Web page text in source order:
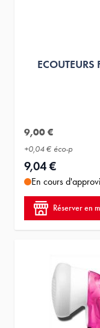
9,00 €
+0,04 € éco-p
9,04 €
En cours
Réserver en